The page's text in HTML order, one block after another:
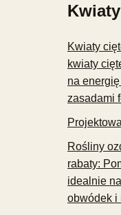
Kwiaty
kwiaty
na
zasadami
Rośliny
rabaty:
idealnie
obwódek i